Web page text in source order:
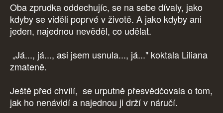
Oba zprudka oddechujíc, se na sebe dívaly, jako
kdyby se viděli poprvé v životě. A jako kdyby ani
jeden, najednou nevěděl, co udělat.
„Já..., já..., asi jsem usnula..., já..." koktala Liliana
zmateně.
Ještě před chvílí, se urputně přesvědčovala o tom,
jak ho nenávidí a najednou ji drží v náručí.